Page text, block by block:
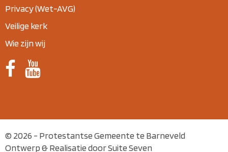
Privacy (Wet-AVG)
Veilige kerk
Wie zijn wij
© 2026 - Protestantse Gemeente te Barneveld
Ontwerp & Realisatie door Suite Seven